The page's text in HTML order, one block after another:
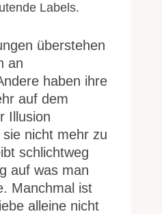
Labels.
überstehen
an
haben ihre
auf dem
Illusion
nicht mehr zu
schlichtweg
auf was man
Manchmal ist
alleine nicht